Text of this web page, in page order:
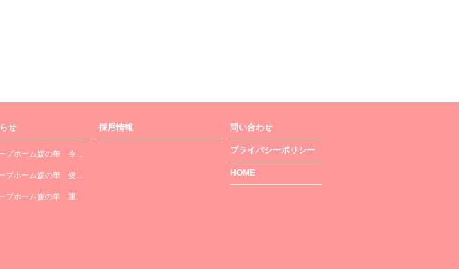
せ
プホーム媛の華 令…
プホーム媛の華 愛…
プホーム媛の華 重…
採用情報 問い合わせ
プライバシーポリシー
HOME